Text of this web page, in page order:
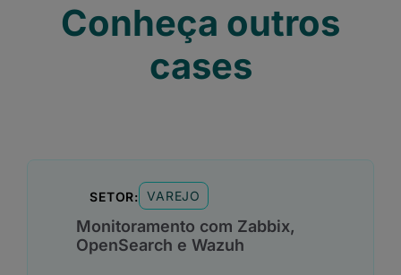
Conheça outros
cases
SETOR: VAREJO
Monitoramento com Zabbix,
OpenSearch e Wazuh